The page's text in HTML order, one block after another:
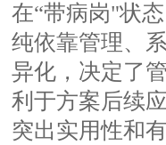
在“带病岗"状
纯依靠管理、
异化，决定了
利于方案后续
突出实用性和